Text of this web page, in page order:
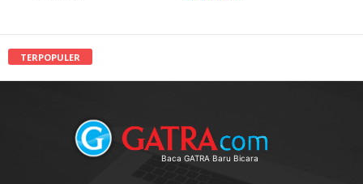
TERPOPULER
Baca GATRA Baru Bicara